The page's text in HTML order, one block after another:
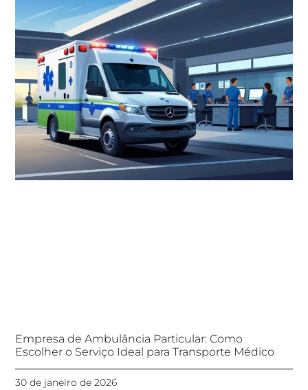
Empresa de Ambulância Particular: Como
Escolher o Serviço Ideal para Transporte Médico
30 de janeiro de 2026